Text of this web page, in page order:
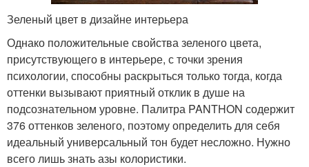
Зеленый цвет в дизайне интерьера
Однако положительные свойства зеленого цвета,
присутствующего в интерьере, с точки зрения
психологии, способны раскрыться только тогда, когда
оттенки вызывают приятный отклик в душе на
подсознательном уровне. Палитра PANTHON содержит
376 оттенков зеленого, поэтому определить для себя
идеальный универсальный тон будет несложно. Нужно
всего лишь знать азы колористики.